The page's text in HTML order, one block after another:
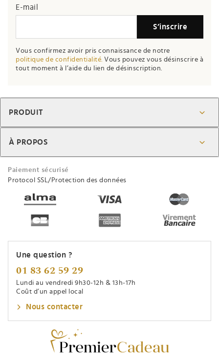
E-mail
S’inscrire
Vous confirmez avoir pris connaissance de notre
politique de confidentialité. Vous pouvez vous désinscrire à
tout moment à l’aide du lien de désinscription.
PRODUIT
À PROPOS
Paiement sécurisé
Protocol SSL/Protection des données
Une question ?
01 83 62 59 29
Lundi au vendredi 9h30-12h & 13h-17h
Coût d’un appel local
Nous contacter